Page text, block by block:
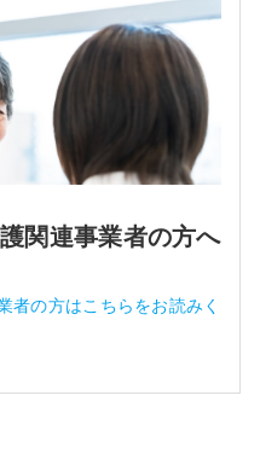
関連事業者の方へ
者の方はこちらをお読みく